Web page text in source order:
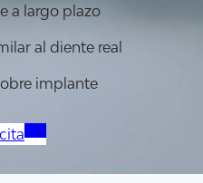
a largo plazo
al diente real
implante